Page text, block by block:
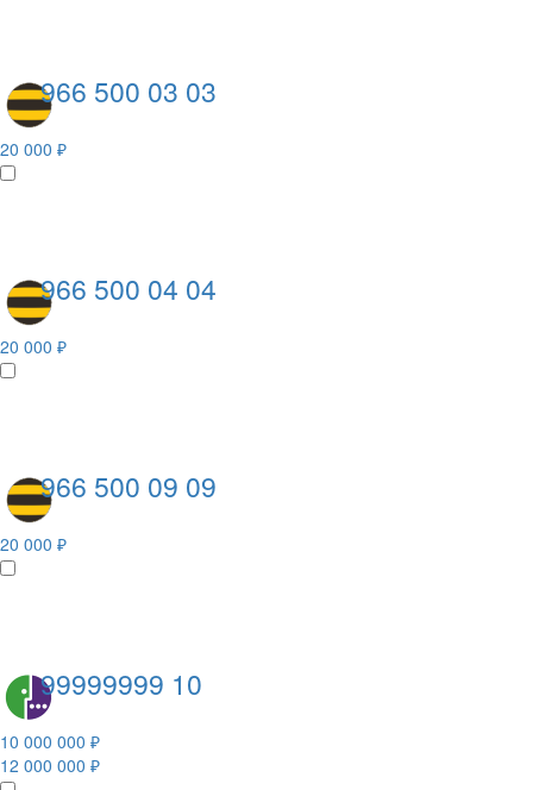
966 500 03 03
20 000 ₽
966 500 04 04
20 000 ₽
966 500 09 09
20 000 ₽
99999999 10
10 000 000 ₽
12 000 000 ₽